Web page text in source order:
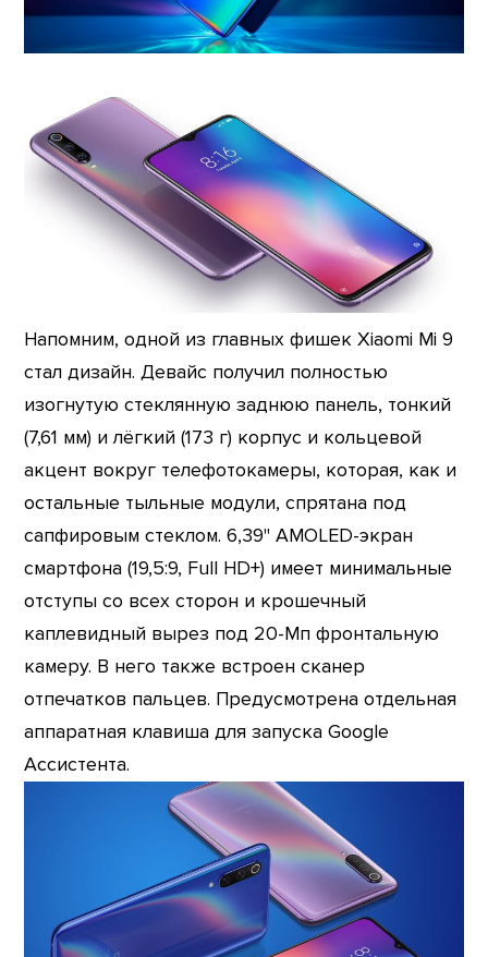
Напомним, одной из главных фишек Xiaomi Mi 9
стал дизайн. Девайс получил полностью
изогнутую стеклянную заднюю панель, тонкий
(7,61 мм) и лёгкий (173 г) корпус и кольцевой
акцент вокруг телефотокамеры, которая, как и
остальные тыльные модули, спрятана под
сапфировым стеклом. 6,39" AMOLED-экран
смартфона (19,5:9, Full HD+) имеет минимальные
отступы со всех сторон и крошечный
каплевидный вырез под 20-Мп фронтальную
камеру. В него также встроен сканер
отпечатков пальцев. Предусмотрена отдельная
аппаратная клавиша для запуска Google
Ассистента.